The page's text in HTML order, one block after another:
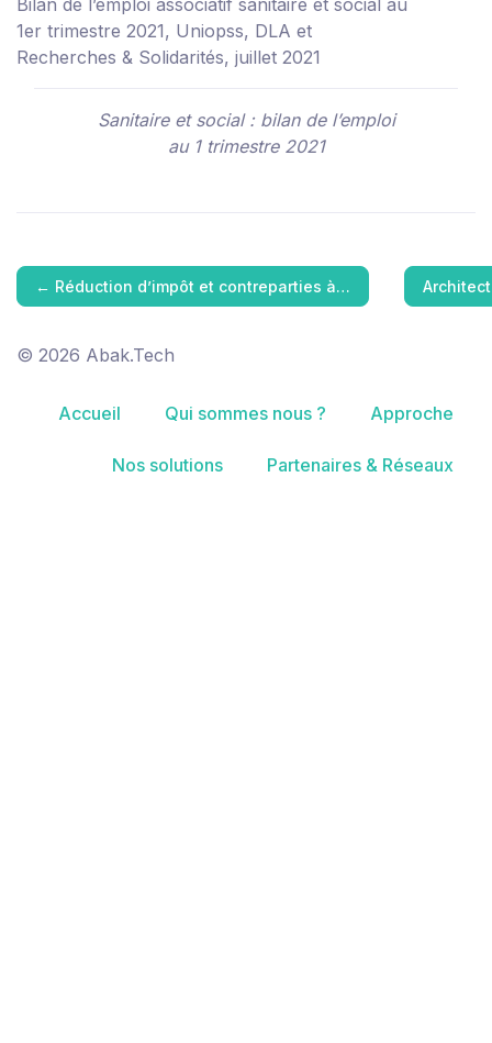
Bilan de l’emploi associatif sanitaire et social au
1er trimestre 2021, Uniopss, DLA et
Recherches & Solidarités, juillet 2021
Sanitaire et social : bilan de l’emploi
au 1 trimestre 2021
← Réduction d’impôt et contreparties à…
© 2026 Abak.Tech
Accueil Qui sommes nous ? Approche
Nos solutions Partenaires & Réseaux